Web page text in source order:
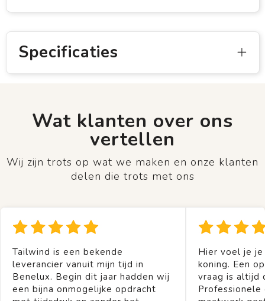
Specificaties
Wat klanten over ons
vertellen
Wij zijn trots op wat we maken en onze klanten
delen die trots met ons
Tailwind is een bekende
leverancier vanuit mijn tijd in
Benelux. Begin dit jaar hadden wij
een bijna onmogelijke opdracht
Hier voel je
koning. Een
vraag is altijd
Professionele